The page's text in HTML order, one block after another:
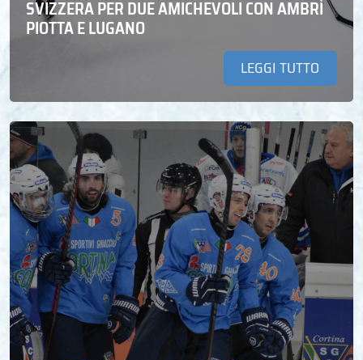
SVIZZERA PER DUE AMICHEVOLI CON AMBRÌ
PIOTTA E LUGANO
LEGGI TUTTO